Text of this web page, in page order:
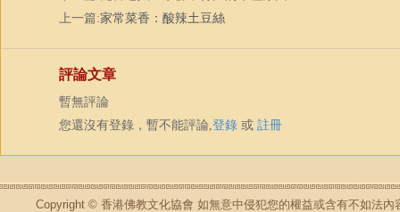
上一篇:家常菜香：酸辣土豆絲
評論文章
暫無評論
您還沒有登錄，暫不能評論,登錄 或 註冊
Copyright © 香港佛教文化協會 如無意中侵犯您的權益或含有不如法內